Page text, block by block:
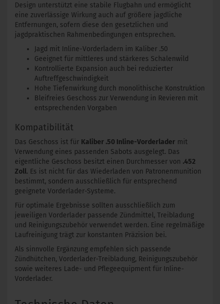
Design unterstützt eine stabile Flugbahn und ermöglicht
eine zuverlässige Wirkung auch auf größere jagdliche
Entfernungen, sofern diese den gesetzlichen und
jagdpraktischen Rahmenbedingungen entsprechen.
Jagd mit Inline-Vorderladern im Kaliber .50
Geeignet für mittleres und stärkeres Schalenwild
Kontrollierte Expansion auch bei reduzierter
Auftreffgeschwindigkeit
Hohe Tiefenwirkung durch monolithische Konstruktion
Bleifreies Geschoss zur Verwendung in Revieren mit
entsprechenden Vorgaben
Kompatibilität
Das Geschoss ist für Kaliber .50 Inline-Vorderlader mit
Verwendung eines passenden Sabots ausgelegt. Das
eigentliche Geschoss besitzt einen Durchmesser von .452
Zoll. Es ist nicht für das Wiederladen von Patronenmunition
bestimmt, sondern ausschließlich für entsprechend
geeignete Vorderlader-Systeme.
Für optimale Ergebnisse sollten ausschließlich zum
jeweiligen Vorderlader passende Zündmittel, Treibladung
und Reinigungszubehör verwendet werden. Eine regelmäßige
Laufreinigung trägt zur konstanten Präzision bei.
Als sinnvolle Ergänzung empfehlen sich passende
Zündhütchen, Vorderlader-Treibladung, Reinigungszubehör
sowie weiteres Lade- und Pflegeequipment für Inline-
Vorderlader.